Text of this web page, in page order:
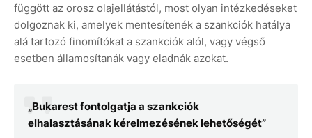
függött az orosz olajellátástól, most olyan intézkedéseket
dolgoznak ki, amelyek mentesítenék a szankciók hatálya
alá tartozó finomítókat a szankciók alól, vagy végső
esetben államosítanák vagy eladnák azokat.
„Bukarest fontolgatja a szankciók
elhalasztásának kérelmezésének lehetőségét”